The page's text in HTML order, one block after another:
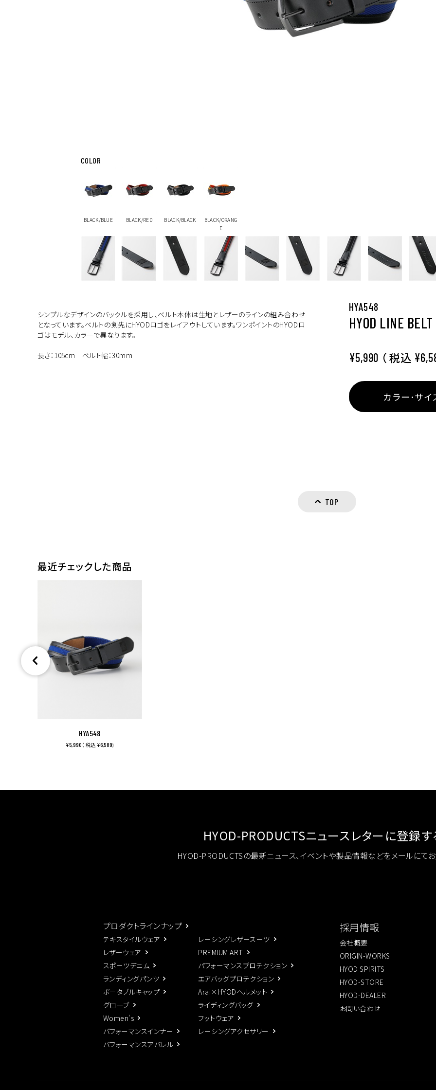
COLOR
BLACK/BLUE BLACK/RED BLACK/BLACK
BLACK/ORANG
E
シンプルなデザインのバックルを採用し、ベルト本体は生地とレザーのラインの組み合わせ
となっています。ベルトの剣先にHYODロゴをレイアウトしています。ワンポイントのHYODロ
ゴはモデル、カラーで異なります。
長さ：105cm ベルト幅：30mm
HYA548
HYOD LINE BELT
¥5,990 （ 税込
カラー･サイ
TOP
最近チェックした商品
HYA548
¥5,990 （ 税込 ¥6,589)
HYOD-PRODUCTSニュースレターに登録す
HYOD-PRODUCTSの最新ニュース、イベントや製品情報などをメールにてお
プロダクトラインナップ
テキスタイルウェア
レザーウェア
スポーツデニム
ランディングパンツ
ポータブルキャップ
グローブ
Women's
パフォーマンスインナー
パフォーマンスアパレル
レーシングレザースーツ
PREMIUM ART
パフォーマンスプロテクション
エアバッグプロテクション
Arai×HYODヘルメット
ライディングバッグ
フットウェア
レーシングアクセサリー
採用情報
会社概要
ORIGIN-WORKS
HYOD SPIRITS
HYOD-STORE
HYOD-DEALER
お問い合わせ